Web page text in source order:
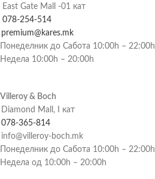
East Gate Mall -01 кат
078-254-514
premium@kares.mk
Понеделник до Сабота 10:00h – 22:00h
Недела 10:00h – 20:00h
Villeroy & Boch
Diamond Mall, I кат
078-365-814
info@villeroy-boch.mk
Понеделник до Сабота 10:00h – 22:00h
Недела од 10:00h – 20:00h